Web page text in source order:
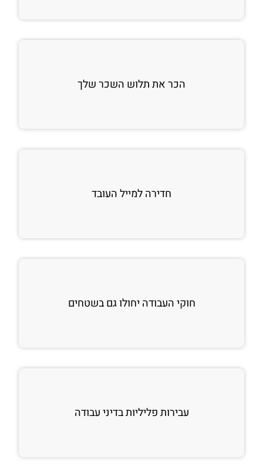
הכר את תלוש השכר שלך
חדירה למייל העובד
חוקי העבודה יחולו גם בשטחים
עבירות פליליות בדיני עבודה